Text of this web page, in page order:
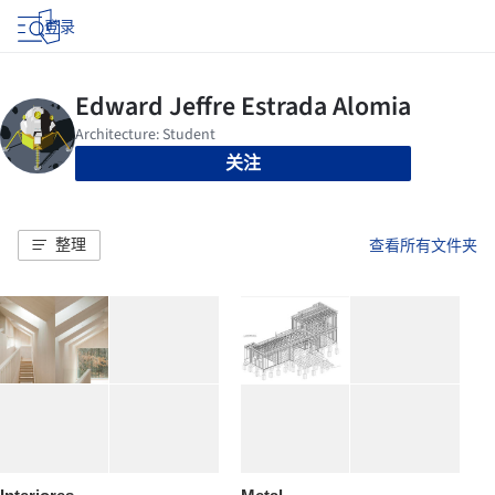
登录
关注
整理 查看所有文件夹